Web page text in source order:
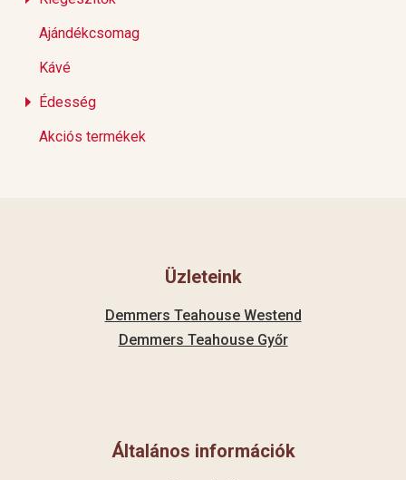
Ajándékcsomag
Kávé
Édesség
Akciós termékek
Üzleteink
Demmers Teahouse Westend
Demmers Teahouse Győr
Általános információk